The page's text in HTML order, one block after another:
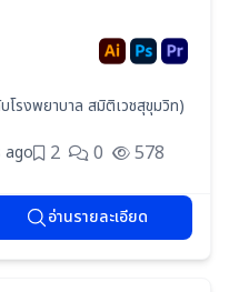
รงพยาบาล สมิติเวชสุขุมวิท)
ago 2 0 578
อ่านรายละเอียด